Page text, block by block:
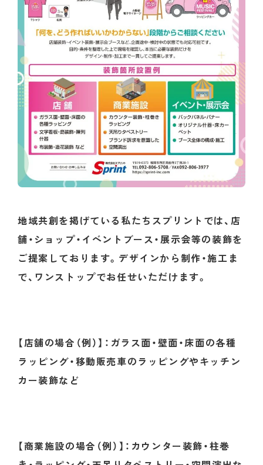
地域共創を掲げている私たちスプリントでは、店
舗・ショップ・イベントブース・展示会等の装飾を
ご提案しております。デザインから制作・施工ま
で、ワンストップでお任せいただけます。
【店舗の場合（例）】：ガラス面・壁面・床面の各種
ラッピング・移動販売車のラッピングやキッチン
カー装飾など
【商業施設の場合（例）】：カウンター装飾・柱巻